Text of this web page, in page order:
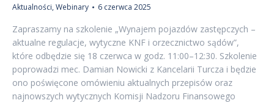
Aktualności, Webinary 6 czerwca 2025
Zapraszamy na szkolenie „Wynajem pojazdów zastępczych –
aktualne regulacje, wytyczne KNF i orzecznictwo sądów”,
które odbędzie się 18 czerwca w godz. 11:00–12:30. Szkolenie
poprowadzi mec. Damian Nowicki z Kancelarii Turcza i będzie
ono poświęcone omówieniu aktualnych przepisów oraz
najnowszych wytycznych Komisji Nadzoru Finansowego